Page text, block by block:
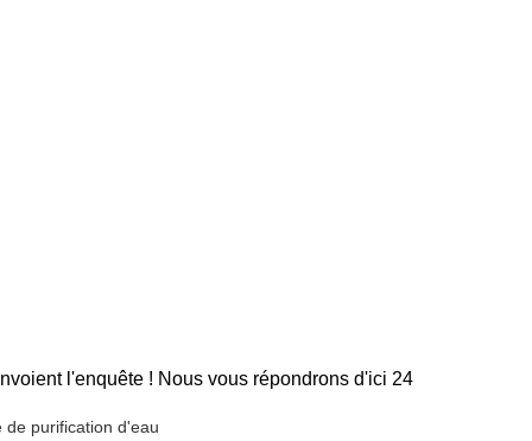
l'enquête ! Nous vous répondrons d'ici 24
de purification d'eau